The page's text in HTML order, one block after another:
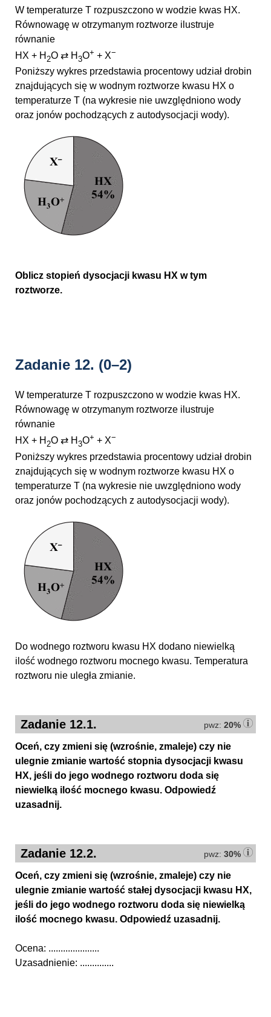
W temperaturze T rozpuszczono w wodzie kwas HX.
Równowagę w otrzymanym roztworze ilustruje
równanie
HX + H 2O ⇄ H 3O+ + X−
Poniższy wykres przedstawia procentowy udział drobin
znajdujących się w wodnym roztworze kwasu HX o
temperaturze T (na wykresie nie uwzględniono wody
oraz jonów pochodzących z autodysocjacji wody).
Oblicz stopień dysocjacji kwasu HX w tym
roztworze.
Zadanie 12. (0–2)
W temperaturze T rozpuszczono w wodzie kwas HX.
Równowagę w otrzymanym roztworze ilustruje
równanie
HX + H 2O ⇄ H 3O+ + X−
Poniższy wykres przedstawia procentowy udział drobin
znajdujących się w wodnym roztworze kwasu HX o
temperaturze T (na wykresie nie uwzględniono wody
oraz jonów pochodzących z autodysocjacji wody).
Do wodnego roztworu kwasu HX dodano niewielką
ilość wodnego roztworu mocnego kwasu. Temperatura
roztworu nie uległa zmianie.
pwz: 20%
Zadanie 12.1.
Oceń, czy zmieni się (wzrośnie, zmaleje) czy nie
ulegnie zmianie wartość stopnia dysocjacji kwasu
HX, jeśli do jego wodnego roztworu doda się
niewielką ilość mocnego kwasu. Odpowiedź
uzasadnij.
pwz: 30%
Zadanie 12.2.
Oceń, czy zmieni się (wzrośnie, zmaleje) czy nie
ulegnie zmianie wartość stałej dysocjacji kwasu HX,
jeśli do jego wodnego roztworu doda się niewielką
ilość mocnego kwasu. Odpowiedź uzasadnij.
Ocena: .....................
Uzasadnienie: ..............